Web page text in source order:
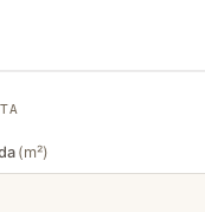
(m²)